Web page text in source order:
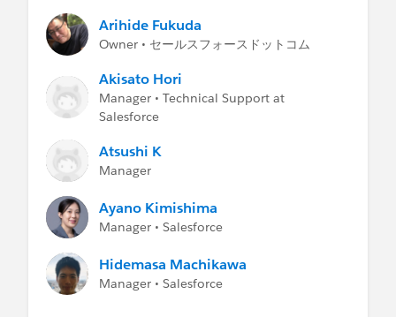
（Salesforce から送信されるメール送信機能は多岐
に渡るため、例を記載いたします）
レコード上から送信するメール
メールアクションから送信するメール
フローから送信されるメールやメールアラート
Chatter の通知メール
レポートの配信メール
ダッシュボードの配信メール
レコードの所有者変更メール
自動レスポンスルールで送信されるメール
コミュニティサイトから送信されるメール
Apex によるメール送信
承認プロセスの通知メール
■ 対応期限
2026 年 3 月 23 日から段階的にパッチ 11 が適用
され、適用後の動作は以下のとおりです。
ご利用の組織において 2026 年 1 月 7 日 ～
2026 年 2 月 25 日（アメリカ時間）にメール
送信実績のある、これまでメール送信に利用し
ていたメールドメイン
以下の猶予期日までにメールドメインの検証を
実施しないとメール配信がされなくなります
- Sandbox：2026 年 4 月 7 日まで
- 本番組織：2026 年 4 月 27 日まで
新しくメール送信に使い始めるメールドメイン
Arihide Fukuda
Owner • セールスフォースドットコム
Akisato Hori
Manager • Technical Support at
Salesforce
Atsushi K
Manager
Ayano Kimishima
Manager • Salesforce
Hidemasa Machikawa
Manager • Salesforce